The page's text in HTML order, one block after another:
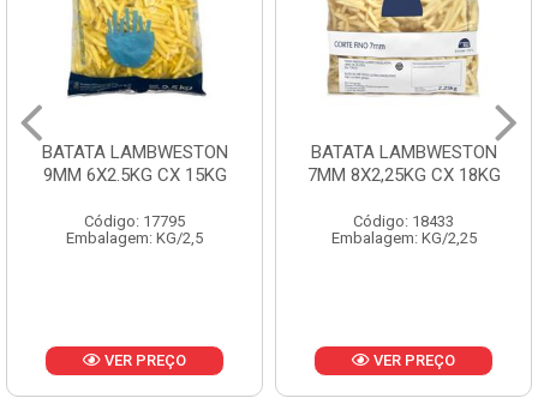
BATATA LAMBWESTON
9MM 6X2.5KG CX 15KG
Código: 17795
Embalagem: KG/2,5
VER PREÇO
BATATA LAMBWESTON
7MM 8X2,25KG CX 18KG
Código: 18433
Embalagem: KG/2,25
VER PREÇO